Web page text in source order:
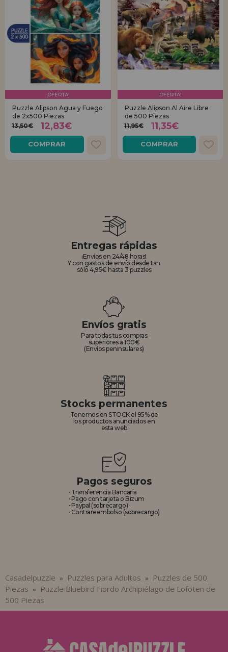
¡OFERTA!
Puzzle Alipson Agua y Fuego
de 2x500 Piezas
13,50€
12,83€
COMPRAR
¡OFERTA!
Puzzle Alipson Al Aire Libre
de 500 Piezas
11,95€
11,35€
COMPRAR
Entregas rápidas
¡Envíos en 24/48 horas!
Y con gastos de envío desde tan
sólo 4,95€ hasta 3 puzzles
Envíos gratis
Para todas tus compras
superiores a 100€
(Envíos peninsulares)
Stocks permanentes
Tenemos en STOCK el 95% de
los productos anunciados en
esta web
Pagos seguros
· Transferencia Bancaria
· Pago con tarjeta o Bizum
· Paypal (sobrecargo)
· Contrareembolso (sobrecargo)
Casadelpuzzle » Puzzles para Adultos »
Puzzles de 500
Piezas »
Puzzle Bluebird Fiordo Archipiélago de Lofoten de
500 Piezas